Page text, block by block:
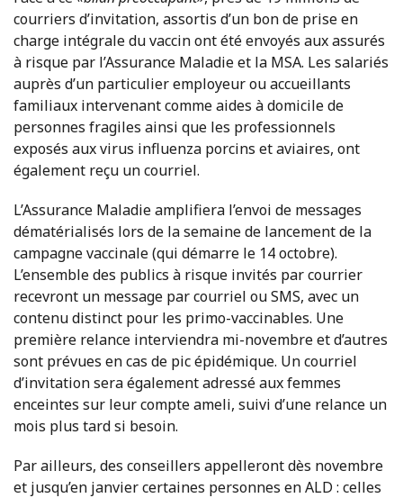
courriers d’invitation, assortis d’un bon de prise en
charge intégrale du vaccin ont été envoyés aux assurés
à risque par l’Assurance Maladie et la MSA. Les salariés
auprès d’un particulier employeur ou accueillants
familiaux intervenant comme aides à domicile de
personnes fragiles ainsi que les professionnels
exposés aux virus influenza porcins et aviaires, ont
également reçu un courriel.
L’Assurance Maladie amplifiera l’envoi de messages
dématérialisés lors de la semaine de lancement de la
campagne vaccinale (qui démarre le 14 octobre).
L’ensemble des publics à risque invités par courrier
recevront un message par courriel ou SMS, avec un
contenu distinct pour les primo-vaccinables. Une
première relance interviendra mi-novembre et d’autres
sont prévues en cas de pic épidémique. Un courriel
d’invitation sera également adressé aux femmes
enceintes sur leur compte ameli, suivi d’une relance un
mois plus tard si besoin.
Par ailleurs, des conseillers appelleront dès novembre
et jusqu’en janvier certaines personnes en ALD : celles